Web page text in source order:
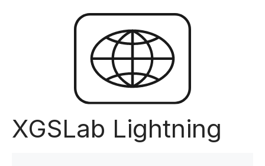
XGSLab Lightning